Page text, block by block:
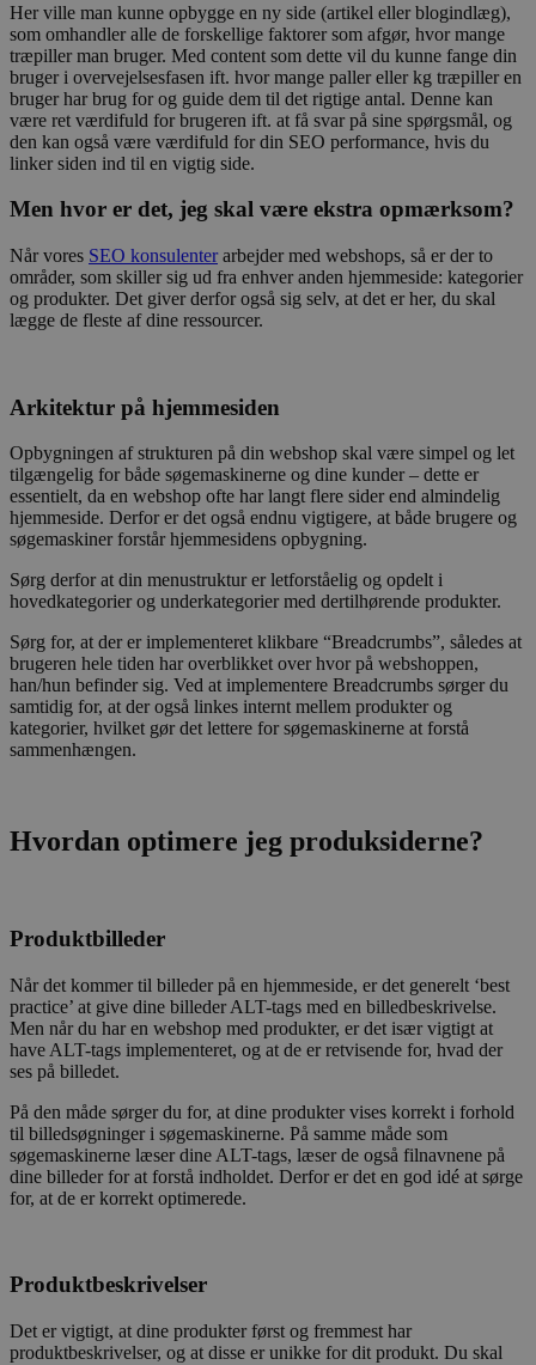
Her ville man kunne opbygge en ny side (artikel eller blogindlæg),
som omhandler alle de forskellige faktorer som afgør, hvor mange
træpiller man bruger. Med content som dette vil du kunne fange din
bruger i overvejelsesfasen ift. hvor mange paller eller kg træpiller en
bruger har brug for og guide dem til det rigtige antal. Denne kan
være ret værdifuld for brugeren ift. at få svar på sine spørgsmål, og
den kan også være værdifuld for din SEO performance, hvis du
linker siden ind til en vigtig side.
Men hvor er det, jeg skal være ekstra opmærksom?
Når vores SEO konsulenterarbejder med webshops, så er der to
områder, som skiller sig ud fra enhver anden hjemmeside: kategorier
og produkter. Det giver derfor også sig selv, at det er her, du skal
lægge de fleste af dine ressourcer.
Arkitektur på hjemmesiden
Opbygningen af strukturen på din webshop skal være simpel og let
tilgængelig for både søgemaskinerne og dine kunder – dette er
essentielt, da en webshop ofte har langt flere sider end almindelig
hjemmeside. Derfor er det også endnu vigtigere, at både brugere og
søgemaskiner forstår hjemmesidens opbygning.
Sørg derfor at din menustruktur er letforståelig og opdelt i
hovedkategorier og underkategorier med dertilhørende produkter.
Sørg for, at der er implementeret klikbare “Breadcrumbs”, således at
brugeren hele tiden har overblikket over hvor på webshoppen,
han/hun befinder sig. Ved at implementere Breadcrumbs sørger du
samtidig for, at der også linkes internt mellem produkter og
kategorier, hvilket gør det lettere for søgemaskinerne at forstå
sammenhængen.
Hvordan optimere jeg produksiderne?
Produktbilleder
Når det kommer til billeder på en hjemmeside, er det generelt ‘best
practice’ at give dine billeder ALT-tags med en billedbeskrivelse.
Men når du har en webshop med produkter, er det især vigtigt at
have ALT-tags implementeret, og at de er retvisende for, hvad der
ses på billedet.
På den måde sørger du for, at dine produkter vises korrekt i forhold
til billedsøgninger i søgemaskinerne. På samme måde som
søgemaskinerne læser dine ALT-tags, læser de også filnavnene på
dine billeder for at forstå indholdet. Derfor er det en god idé at sørge
for, at de er korrekt optimerede.
Produktbeskrivelser
Det er vigtigt, at dine produkter først og fremmest har
produktbeskrivelser, og at disse er unikke for dit produkt. Du skal